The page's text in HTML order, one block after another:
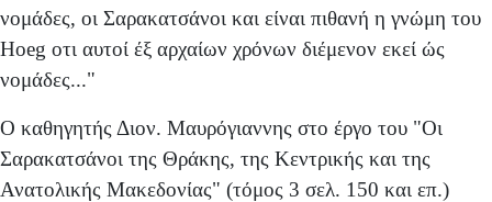
νομάδες, οι Σαρακατσάνοι και είναι πιθανή η γνώμη του
Hoeg οτι αυτοί έξ αρχαίων χρόνων διέμενον εκεί ώς
νομάδες..."
Ο καθηγητής Διον. Μαυρόγιαννης στο έργο του "Οι
Σαρακατσάνοι της Θράκης, της Κεντρικής και της
Ανατολι­κής Μακεδονίας" (τόμος 3 σελ. 150 και επ.)